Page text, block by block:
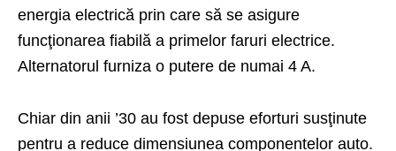
energia electrică prin care să se asigure
funcţionarea fiabilă a primelor faruri electrice.
Alternatorul furniza o putere de numai 4 A.
Chiar din anii ’30 au fost depuse eforturi susţinute
pentru a reduce dimensiunea componentelor auto.